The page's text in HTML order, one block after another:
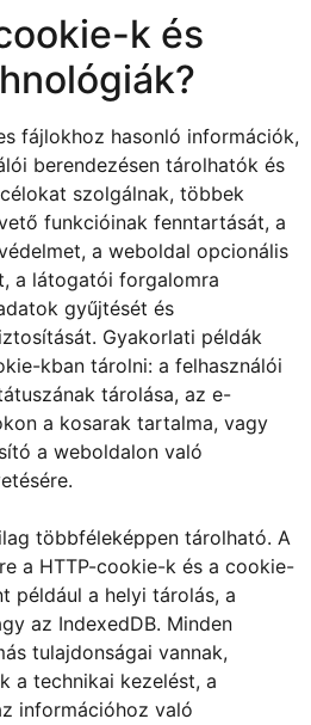
k és
fájlokhoz hasonló információk,
berendezésen tárolhatók és
szolgálnak, többek
funkcióinak fenntartását, a
a weboldal opcionális
a látogatói forgalomra
gyűjtését és
Gyakorlati példák
kban tárolni: a felhasználói
tárolása, az e-
a kosarak tartalma, vagy
a weboldalon való
többféleképpen tárolható. A
a HTTP-cookie-k és a cookie-
például a helyi tárolás, a
az IndexedDB. Minden
tulajdonságai vannak,
a technikai kezelést, a
információhoz való